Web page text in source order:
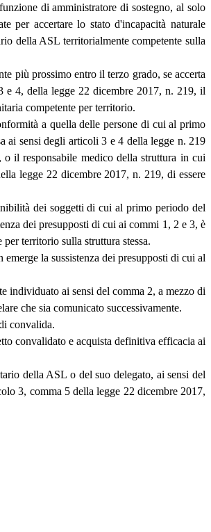
di amministratore di sostegno, al solo
per accertare lo stato d'incapacità naturale
della ASL territorialmente competente sulla
più prossimo entro il terzo grado, se accerta
e 4, della legge 22 dicembre 2017, n. 219, il
competente per territorio.
a quella delle persone di cui al primo
ai sensi degli articoli 3 e 4 della legge n. 219
il responsabile medico della struttura in cui
legge 22 dicembre 2017, n. 219, di essere
dei soggetti di cui al primo periodo del
dei presupposti di cui ai commi 1, 2 e 3, è
territorio sulla struttura stessa.
la sussistenza dei presupposti di cui al
individuato ai sensi del comma 2, a mezzo di
che sia comunicato successivamente.
convalida.
convalidato e acquista definitiva efficacia ai
della ASL o del suo delegato, ai sensi del
3, comma 5 della legge 22 dicembre 2017,